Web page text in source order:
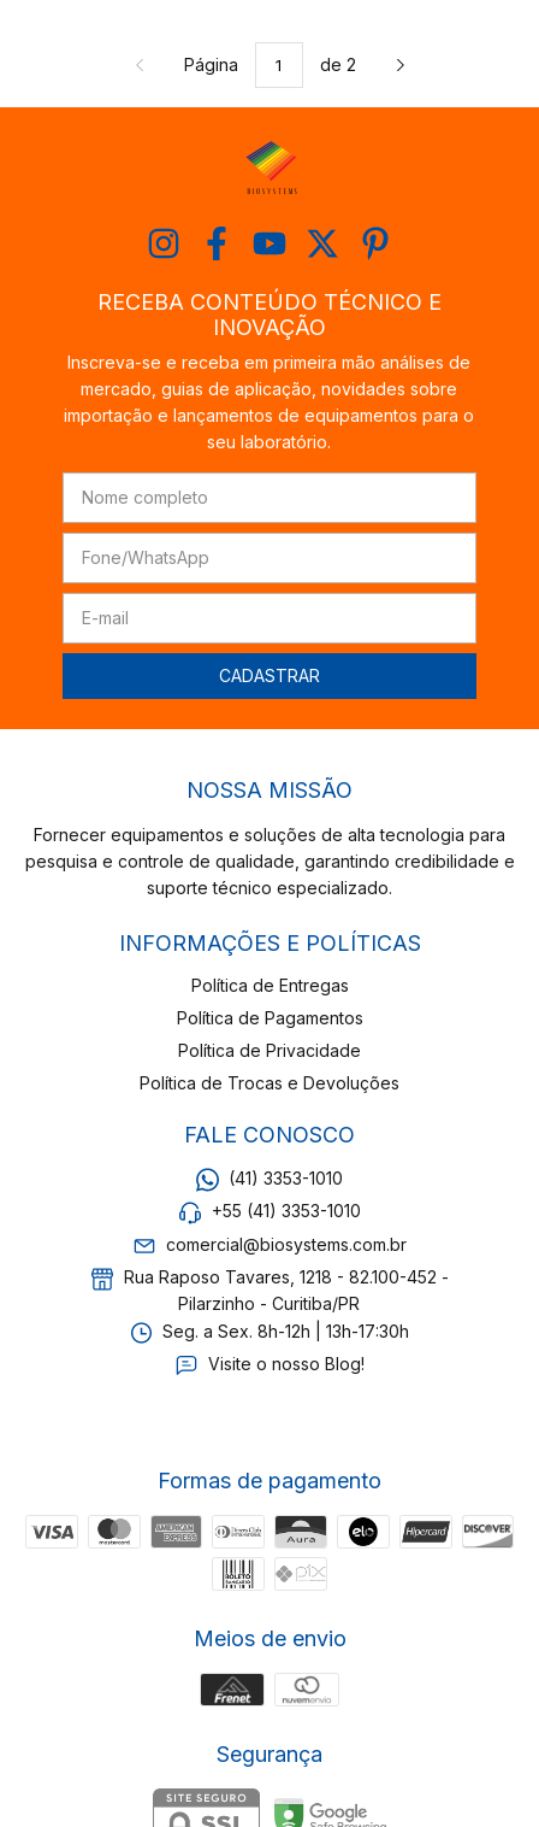
Página de 2
RECEBA CONTEÚDO TÉCNICO E
INOVAÇÃO
Inscreva-se e receba em primeira mão análises de
mercado, guias de aplicação, novidades sobre
importação e lançamentos de equipamentos para o
seu laboratório.
NOSSA MISSÃO
Fornecer equipamentos e soluções de alta tecnologia para
pesquisa e controle de qualidade, garantindo credibilidade e
suporte técnico especializado.
INFORMAÇÕES E POLÍTICAS
Política de Entregas
Política de Pagamentos
Política de Privacidade
Política de Trocas e Devoluções
FALE CONOSCO
(41) 3353-1010
+55 (41) 3353-1010
comercial@biosystems.com.br
Rua Raposo Tavares, 1218 - 82.100-452 -
Pilarzinho - Curitiba/PR
Seg. a Sex. 8h-12h | 13h-17:30h
Visite o nosso Blog!
Formas de pagamento
Meios de envio
Segurança